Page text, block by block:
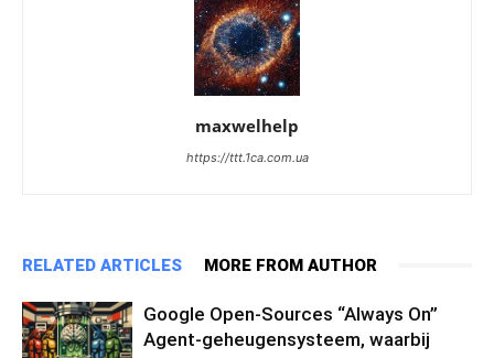
maxwelhelp
https://ttt.1ca.com.ua
RELATED ARTICLES MORE FROM AUTHOR
Google Open-Sources “Always On”
Agent-geheugensysteem, waarbij